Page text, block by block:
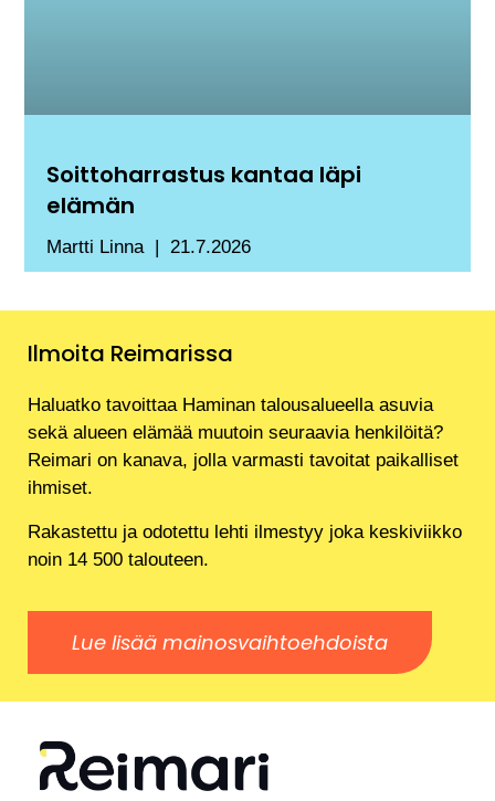
Soittoharrastus kantaa läpi
elämän
Martti Linna 21.7.2026
Ilmoita Reimarissa
Haluatko tavoittaa Haminan talousalueella asuvia
sekä alueen elämää muutoin seuraavia henkilöitä?
Reimari on kanava, jolla varmasti tavoitat paikalliset
ihmiset.
Rakastettu ja odotettu lehti ilmestyy joka keskiviikko
noin 14 500 talouteen.
Lue lisää mainosvaihtoehdoista